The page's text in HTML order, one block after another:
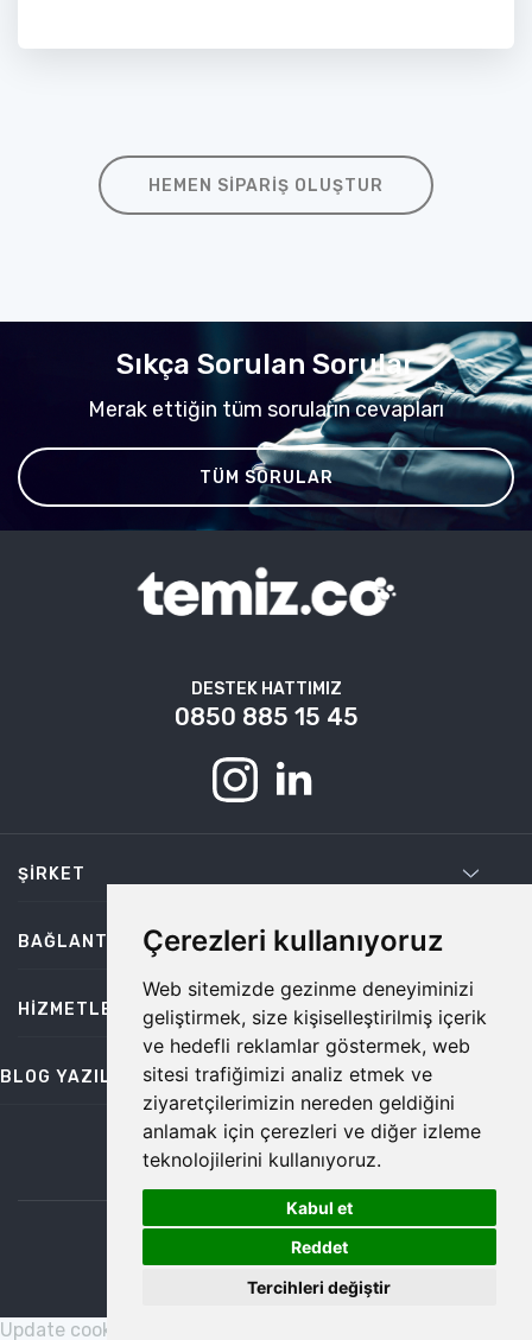
Çerezleri kullanıyoruz
Web sitemizde gezinme deneyiminizi
geliştirmek, size kişiselleştirilmiş içerik
ve hedefli reklamlar göstermek, web
sitesi trafiğimizi analiz etmek ve
ziyaretçilerimizin nereden geldiğini
anlamak için çerezleri ve diğer izleme
teknolojilerini kullanıyoruz.
Kabul et
Reddet
Tercihleri değiştir
HEMEN SIPARIŞ OLUŞTUR
Sıkça Sorulan Sorular
Merak ettiğin tüm soruların cevapları
TÜM SORULAR
DESTEK HATTIMIZ
0850 885 15 45
ŞIRKET
BAĞLANTILAR
HIZMETLER
BLOG YAZILARI
bilgi@temiz.co
©2026 Temiz, Her Hakkı Saklıdır.
Update cookies preferences